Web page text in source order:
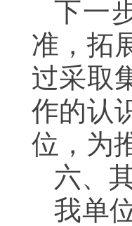
下一
准，拓
过采取
作的认
位，为
六、
我单